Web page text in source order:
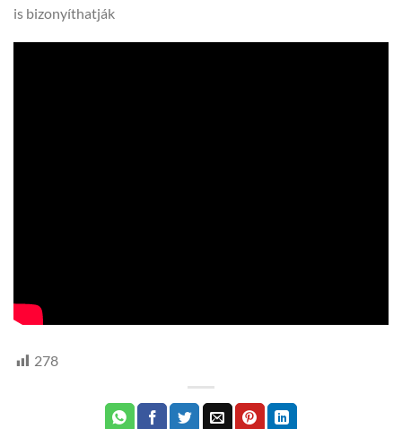
is bizonyíthatják
278